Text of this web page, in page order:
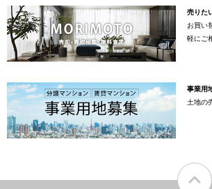
売りた
お買い
軽にご
事業用
土地の